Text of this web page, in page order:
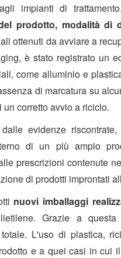
impianti di
prodotto, modalità di
ottenuti da avviare a
è stato registrato un
come alluminio e
di marcatura su
corretto avvio a riciclo.
evidenze
di un più ampio
prescrizioni contenute
di prodotti improntati
nuovi imballaggi
Grazie a
L'uso di plastica,
e a quei casi in cui